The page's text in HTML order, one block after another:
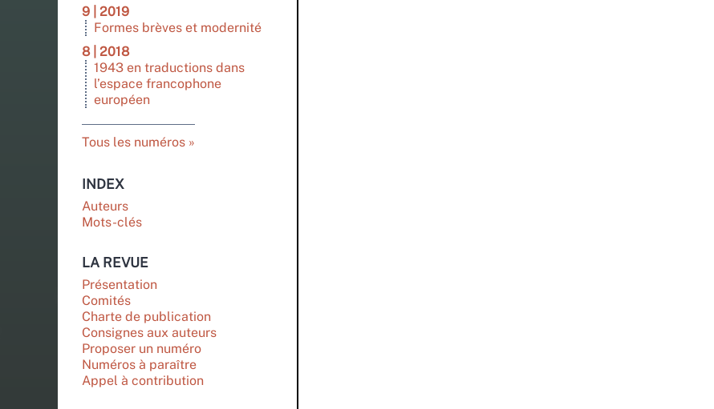
9 | 2019
Formes brèves et modernité
8 | 2018
1943 en traductions dans
l’espace francophone
européen
Tous les numéros
INDEX
Auteurs
Mots-clés
LA REVUE
Présentation
Comités
Charte de publication
Consignes aux auteurs
Proposer un numéro
Numéros à paraître
Appel à contribution